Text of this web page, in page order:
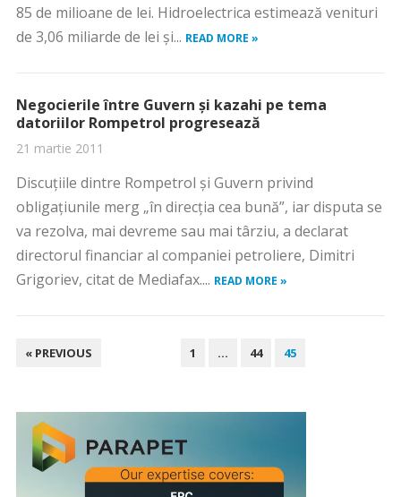
85 de milioane de lei. Hidroelectrica estimează venituri
de 3,06 miliarde de lei şi... READ MORE »
Negocierile între Guvern și kazahi pe tema
datoriilor Rompetrol progresează
21 martie 2011
Discuţiile dintre Rompetrol şi Guvern privind
obligaţiunile merg „în direcţia cea bună”, iar disputa se
va rezolva, mai devreme sau mai târziu, a declarat
directorul financiar al companiei petroliere, Dimitri
Grigoriev, citat de Mediafax.... READ MORE »
PAGINAȚIE
« PREVIOUS 1 … 44 45